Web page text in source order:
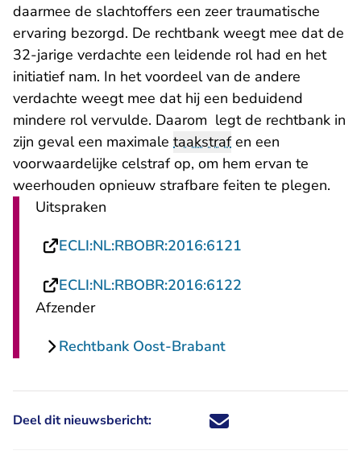
daarmee de slachtoffers een zeer traumatische
ervaring bezorgd. De rechtbank weegt mee dat de
32-jarige verdachte een leidende rol had en het
initiatief nam. In het voordeel van de andere
verdachte weegt mee dat hij een beduidend
mindere rol vervulde. Daarom legt de rechtbank in
zijn geval een maximale taakstrafen een
voorwaardelijke celstraf op, om hem ervan te
weerhouden opnieuw strafbare feiten te plegen.
Uitspraken
ECLI:NL:RBOBR:2016:6121
ECLI:NL:RBOBR:2016:6122
Afzender
Rechtbank Oost-Brabant
Deel dit nieuwsbericht: Deel dit nieuwsbericht via X -
Deel dit nieuwsbericht via
Deel dit nieuwsbericht
Deel dit